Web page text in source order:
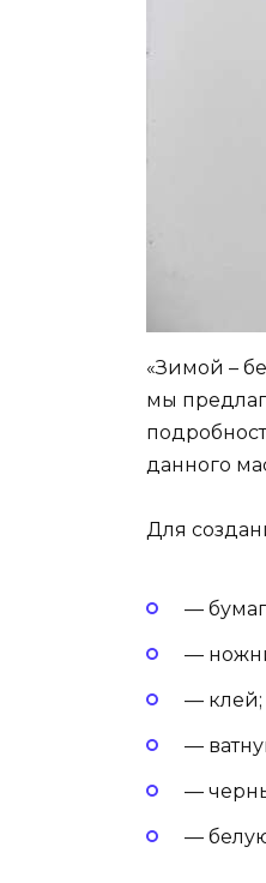
«Зимой –
мы
данного
Для
—
—
— клей;
—
—
—